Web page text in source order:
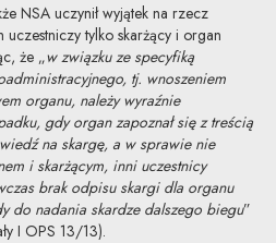
NSA uczynił wyjątek na rzecz
uczestniczy tylko skarżący i organ
że „w związku ze specyfiką
tj. wnoszeniem
organu, należy wyraźnie
gdy organ zapoznał się z treścią
na skargę, a w sprawie nie
i skarżącym, inni uczestnicy
brak odpisu skargi dla organu
do nadania skardze dalszego biegu”
I OPS 13/13).